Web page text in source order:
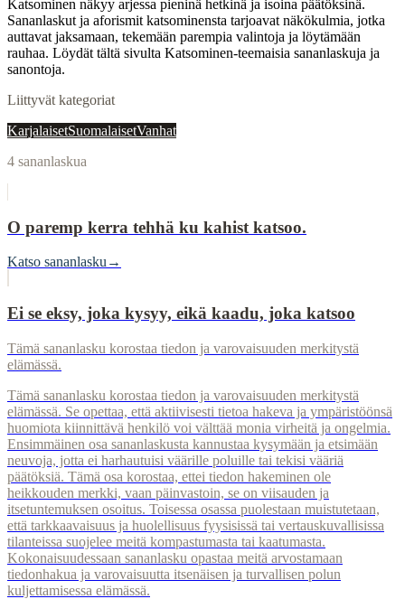
Katsominen näkyy arjessa pieninä hetkinä ja isoina päätöksinä.
Sananlaskut ja aforismit katsominensta tarjoavat näkökulmia, jotka
auttavat jaksamaan, tekemään parempia valintoja ja löytämään
rauhaa. Löydät tältä sivulta Katsominen-teemaisia sananlaskuja ja
sanontoja.
Liittyvät kategoriat
KarjalaisetSuomalaisetVanhat
4 sananlaskua
O paremp kerra tehhä ku kahist katsoo.
Katso sananlasku →
Ei se eksy, joka kysyy, eikä kaadu, joka katsoo
Tämä sananlasku korostaa tiedon ja varovaisuuden merkitystä
elämässä.
Tämä sananlasku korostaa tiedon ja varovaisuuden merkitystä
elämässä. Se opettaa, että aktiivisesti tietoa hakeva ja ympäristöönsä
huomiota kiinnittävä henkilö voi välttää monia virheitä ja ongelmia.
Ensimmäinen osa sananlaskusta kannustaa kysymään ja etsimään
neuvoja, jotta ei harhautuisi väärille poluille tai tekisi vääriä
päätöksiä. Tämä osa korostaa, ettei tiedon hakeminen ole
heikkouden merkki, vaan päinvastoin, se on viisauden ja
itsetuntemuksen osoitus. Toisessa osassa puolestaan muistutetaan,
että tarkkaavaisuus ja huolellisuus fyysisissä tai vertauskuvallisissa
tilanteissa suojelee meitä kompastumasta tai kaatumasta.
Kokonaisuudessaan sananlasku opastaa meitä arvostamaan
tiedonhakua ja varovaisuutta itsenäisen ja turvallisen polun
kuljettamisessa elämässä.